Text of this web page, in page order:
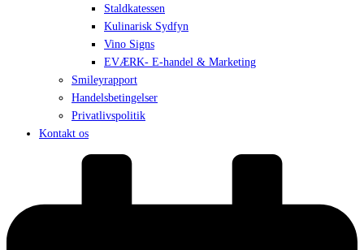
Staldkatessen
Kulinarisk Sydfyn
Vino Signs
EVÆRK- E-handel & Marketing
Smileyrapport
Handelsbetingelser
Privatlivspolitik
Kontakt os